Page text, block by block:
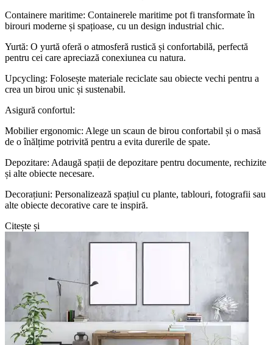
Containere maritime: Containerele maritime pot fi transformate în
birouri moderne și spațioase, cu un design industrial chic.
Yurtă: O yurtă oferă o atmosferă rustică și confortabilă, perfectă
pentru cei care apreciază conexiunea cu natura.
Upcycling: Folosește materiale reciclate sau obiecte vechi pentru a
crea un birou unic și sustenabil.
Asigură confortul:
Mobilier ergonomic: Alege un scaun de birou confortabil și o masă
de o înălțime potrivită pentru a evita durerile de spate.
Depozitare: Adaugă spații de depozitare pentru documente, rechizite
și alte obiecte necesare.
Decorațiuni: Personalizează spațiul cu plante, tablouri, fotografii sau
alte obiecte decorative care te inspiră.
Citește și